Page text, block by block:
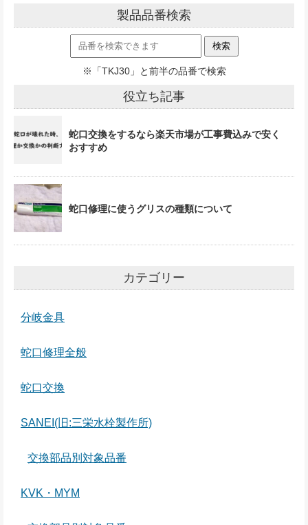
製品品番検索
※「TKJ30」と前半の品番で検索
役立ち記事
蛇口交換をするなら楽天市場が工事費込みで安く
おすすめ
蛇口修理に使うグリスの種類について
カテゴリー
分岐金具
蛇口修理全般
蛇口交換
SANEI(旧:三栄水栓製作所)
交換部品別対象品番
KVK・MYM